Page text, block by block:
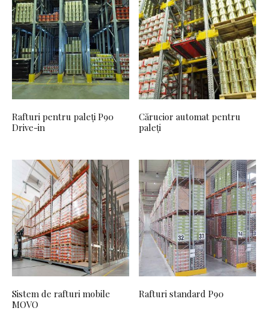
Rafturi pentru paleți P90
Drive-in
Cărucior automat pentru
paleți
Sistem de rafturi mobile
MOVO
Rafturi standard P90